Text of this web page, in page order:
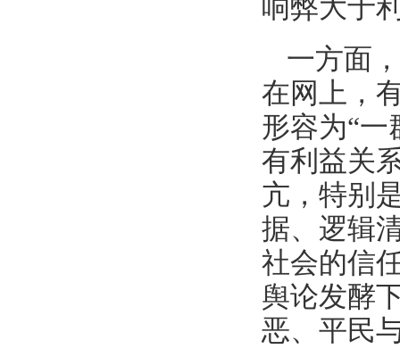
响弊大于
一方面
在网上，
形容为“
有利益关
亢，特别
据、逻辑
社会的信
舆论发酵
恶、平民